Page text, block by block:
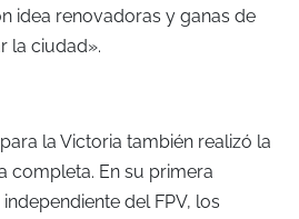
idea renovadoras y ganas de
la ciudad».
la Victoria también realizó la
completa. En su primera
del FPV, los